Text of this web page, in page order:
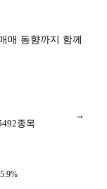
매 동향까지 함께
종목
→
5.9%